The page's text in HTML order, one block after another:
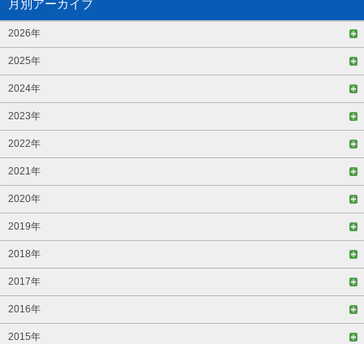
月別アーカイブ
2026年
2025年
2024年
2023年
2022年
2021年
2020年
2019年
2018年
2017年
2016年
2015年